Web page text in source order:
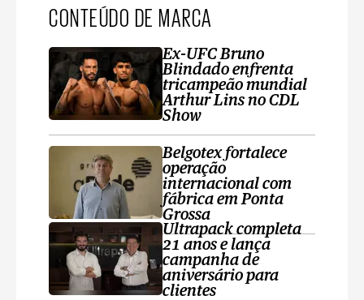
CONTEÚDO DE MARCA
Ex-UFC Bruno
Blindado enfrenta
tricampeão mundial
Arthur Lins no CDL
Show
Belgotex fortalece
operação
internacional com
fábrica em Ponta
Grossa
Ultrapack completa
21 anos e lança
campanha de
aniversário para
clientes